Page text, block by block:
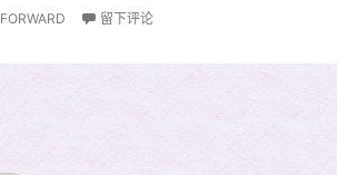
FORWARD 留下评论